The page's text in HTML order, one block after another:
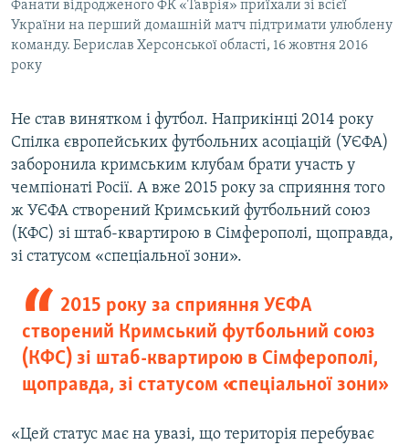
Фанати відродженого ФК «Таврія» приїхали зі всієї
України на перший домашній матч підтримати улюблену
команду. Берислав Херсонської області, 16 жовтня 2016
року
Не став винятком і футбол. Наприкінці 2014 року
Спілка європейських футбольних асоціацій (УЄФА)
заборонила кримським клубам брати участь у
чемпіонаті Росії. А вже 2015 року за сприяння того
ж УЄФА створений Кримський футбольний союз
(КФС) зі штаб-квартирою в Сімферополі, щоправда,
зі статусом «спеціальної зони».
2015 року за сприяння УЄФА
створений Кримський футбольний союз
(КФС) зі штаб-квартирою в Сімферополі,
щоправда, зі статусом «спеціальної зони»
«Цей статус має на увазі, що територія перебуває